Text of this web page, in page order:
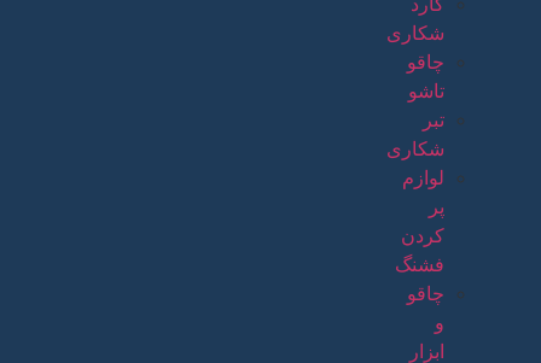
کارد
شکاری
چاقو
تاشو
تبر
شکاری
لوازم
پر
کردن
فشنگ
چاقو
و
ابزار